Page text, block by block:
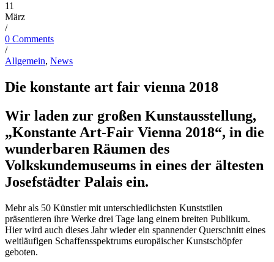
11
März
/
0 Comments
/
Allgemein, News
Die konstante art fair vienna 2018
Wir laden zur großen Kunstausstellung,
„Konstante Art-Fair Vienna 2018“, in die
wunderbaren Räumen des
Volkskundemuseums in eines der ältesten
Josefstädter Palais ein.
Mehr als 50 Künstler mit unterschiedlichsten Kunststilen
präsentieren ihre Werke drei Tage lang einem breiten Publikum.
Hier wird auch dieses Jahr wieder ein spannender Querschnitt eines
weitläufigen Schaffensspektrums europäischer Kunstschöpfer
geboten.